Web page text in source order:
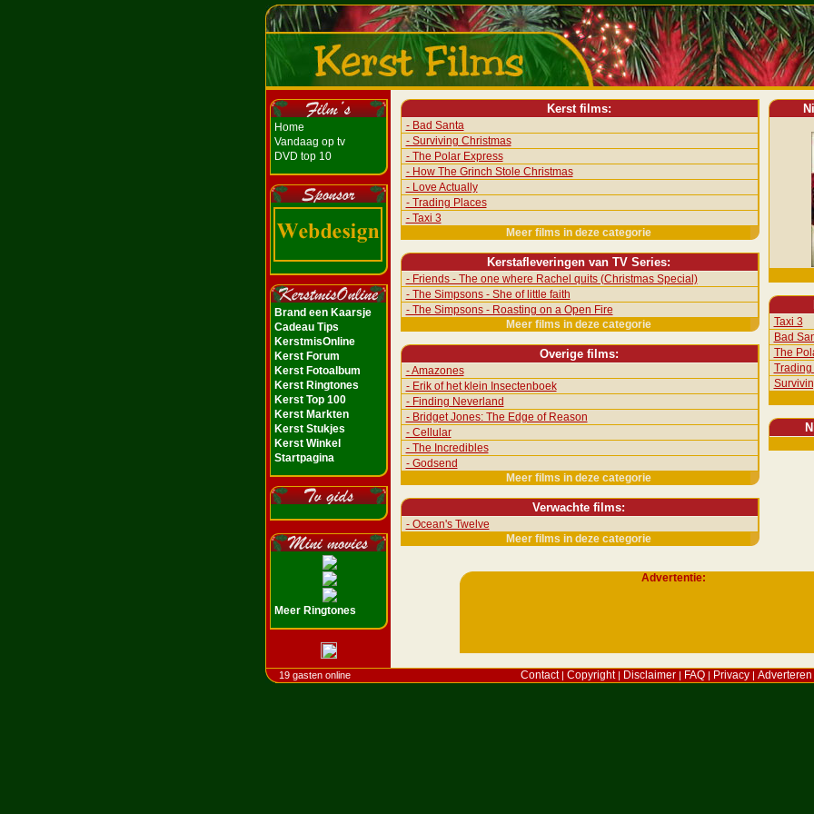
Home
Vandaag op tv
DVD top 10
Brand een Kaarsje
Cadeau Tips
KerstmisOnline
Kerst Forum
Kerst Fotoalbum
Kerst Ringtones
Kerst Top 100
Kerst Markten
Kerst Stukjes
Kerst Winkel
Startpagina
Meer Ringtones
Kerst films:
- Bad Santa
- Surviving Christmas
- The Polar Express
- How The Grinch Stole Christmas
- Love Actually
- Trading Places
- Taxi 3
Meer films in deze categorie
Kerstafleveringen van TV Series:
- Friends - The one where Rachel quits (Christmas Special)
- The Simpsons - She of little faith
- The Simpsons - Roasting on a Open Fire
Meer films in deze categorie
Overige films:
- Amazones
- Erik of het klein Insectenboek
- Finding Neverland
- Bridget Jones: The Edge of Reason
- Cellular
- The Incredibles
- Godsend
Meer films in deze categorie
Verwachte films:
- Ocean's Twelve
Meer films in deze categorie
Taxi 3
Bad
The
Advertentie:
19 gasten online Contact| Copyright| Disclaimer | FAQ | Privacy | Adverteren